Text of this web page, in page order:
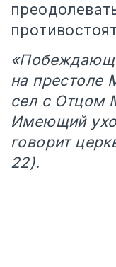
на престоле
сел с Отцом
Имеющий
говорит
22).